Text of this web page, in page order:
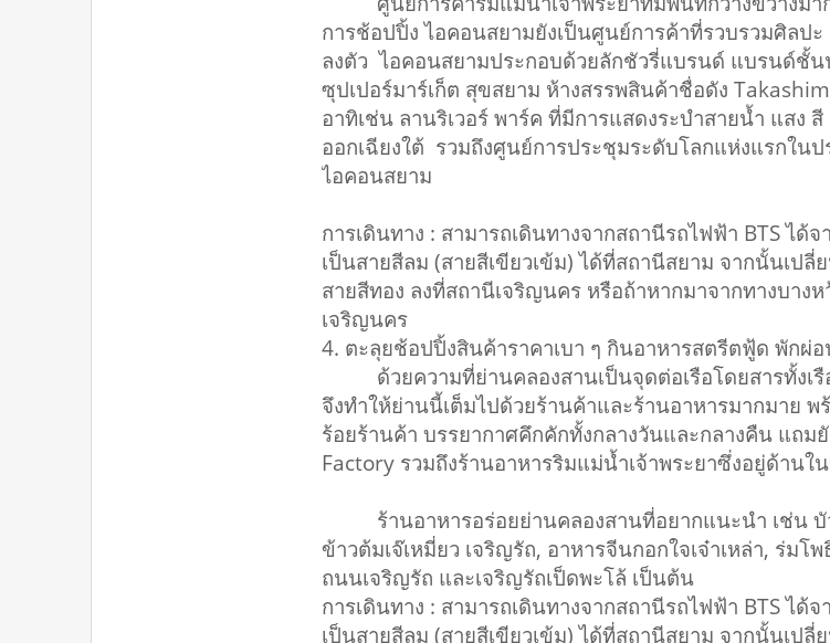
การช้อปปิ้ง ไอคอนสยามยังเป็นศูนย์การค้าที่รวบรวมศิลป
ลงตัว ไอคอนสยามประกอบด้วยลักชัวรี่แบรนด์ แบรนด์ชั้
ซุปเปอร์มาร์เก็ต สุขสยาม ห้างสรรพสินค้าชื่อดัง
อาทิเช่น ลานริเวอร์ พาร์ค ที่มีการแสดงระบำสายน้ำ แสง
ออกเฉียงใต้ รวมถึงศูนย์การประชุมระดับโลกแห่งแรกในป
ไอคอนสยาม
การเดินทาง : สามารถเดินทางจากสถานีรถไฟฟ้า BTS ไ
เป็นสายสีลม (สายสีเขียวเข้ม) ได้ที่สถานีสยาม จากนั้นเป
สายสีทอง ลงที่สถานีเจริญนคร หรือถ้าหากมาจากทางบาง
เจริญนคร
4. ตะลุยช้อปปิ้งสินค้าราคาเบา ๆ กินอาหารสตรีตฟู้ด พักผ่
ด้วยความที่ย่านคลองสานเป็นจุดต่อเรือโดยสารทั้งเรือ
จึงทำให้ย่านนี้เต็มไปด้วยร้านค้าและร้านอาหารมากมาย
ร้อยร้านค้า บรรยากาศคึกคักทั้งกลางวันและกลางคืน แถม
Factory รวมถึงร้านอาหารริมแม่น้ำเจ้าพระยาซึ่งอยู่ด้าน
ร้านอาหารอร่อยย่านคลองสานที่อยากแนะนำ เช่น บัว
ข้าวต้มเจ๊เหมี่ยว เจริญรัถ, อาหารจีนกอกใจเจ๋าเหล่า, ร่ม
ถนนเจริญรัถ และเจริญรัถเป็ดพะโล้ เป็นต้น
การเดินทาง : สามารถเดินทางจากสถานีรถไฟฟ้า BTS ไ
เป็นสายสีลม (สายสีเขียวเข้ม) ได้ที่สถานีสยาม จากนั้นเป